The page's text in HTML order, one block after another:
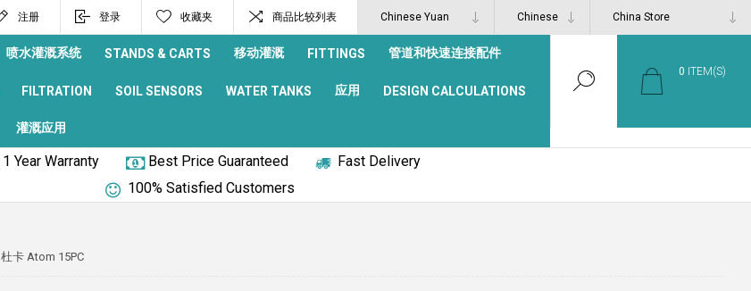
注册 登录 收藏夹 商品比较列表
喷水灌溉系统 STANDS & CARTS 移动灌溉 FITTINGS 管道和快速连接配件
FILTRATION SOIL SENSORS WATER TANKS 应用 DESIGN CALCULATIONS
灌溉应用
0 ITEM(S)
1 Year Warranty Best Price Guaranteed
Fast Delivery
100% Satisfied Customers
杜卡 Atom 15PC